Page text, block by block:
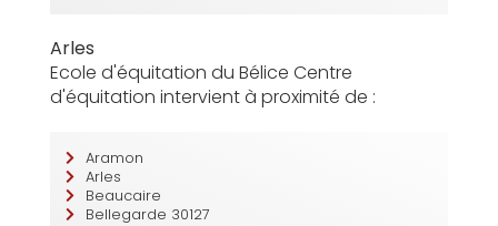
Arles
Ecole d'équitation du Bélice Centre
d'équitation intervient à proximité de :
Aramon
Arles
Beaucaire
Bellegarde 30127